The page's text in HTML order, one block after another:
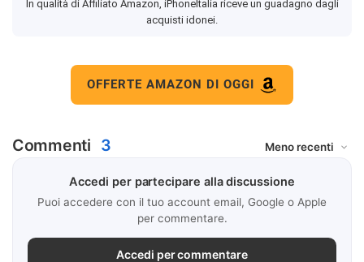
In qualità di Affiliato Amazon, iPhoneItalia riceve un guadagno dagli
acquisti idonei.
OFFERTE AMAZON DI OGGI
Commenti 3
Accedi per partecipare alla discussione
Puoi accedere con il tuo account email, Google o Apple
per commentare.
Accedi per commentare